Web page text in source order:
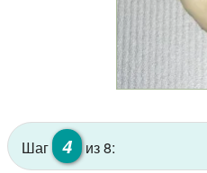
Шаг 4 из 8: